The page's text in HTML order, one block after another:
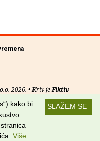
2026. • Kriv jeFiktiv
RSS kanaliSLAŽEM SE
kako bi
Više